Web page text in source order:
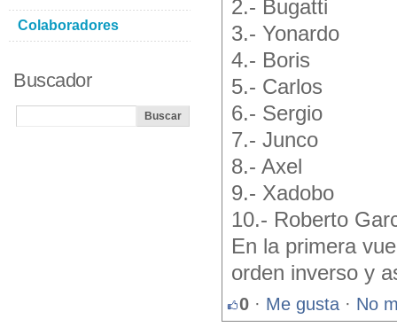
2.- Bugatti
3.- Yonardo
4.- Boris
5.- Carlos
6.- Sergio
7.- Junco
8.- Axel
9.- Xadobo
10.- Roberto
En la primera
orden inverso y
0 · Me gusta · No
Colaboradores
Buscador